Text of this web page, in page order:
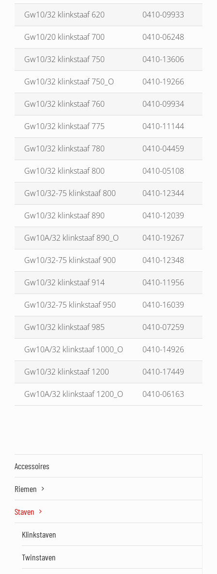
Gw10/32 klinkstaaf 620 0410-09933
Gw10/20 klinkstaaf 700 0410-06248
Gw10/32 klinkstaaf 750 0410-13606
Gw10/32 klinkstaaf 750_O 0410-19266
Gw10/32 klinkstaaf 760 0410-09934
Gw10/32 klinkstaaf 775 0410-11144
Gw10/32 klinkstaaf 780 0410-04459
Gw10/32 klinkstaaf 800 0410-05108
Gw10/32-75 klinkstaaf 800 0410-12344
Gw10/32 klinkstaaf 890 0410-12039
Gw10A/32 klinkstaaf 890_O 0410-19267
Gw10/32-75 klinkstaaf 900 0410-12348
Gw10/32 klinkstaaf 914 0410-11956
Gw10/32-75 klinkstaaf 950 0410-16039
Gw10/32 klinkstaaf 985 0410-07259
Gw10A/32 klinkstaaf 1000_O 0410-14926
Gw10/32 klinkstaaf 1200 0410-17449
Gw10A/32 klinkstaaf 1200_O 0410-06163
Accessoires
Riemen
Staven
Klinkstaven
Twinstaven